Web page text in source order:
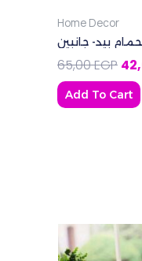
Home Decor
بيد- جانبين
65,00EGP
Add To Cart